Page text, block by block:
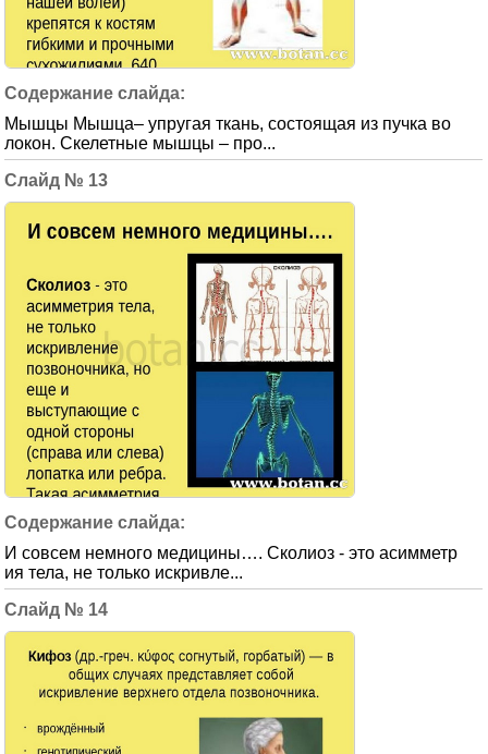
Мышцы Мышца– упругая ткань, состоящая из пучка во
локон. Скелетные мышцы – про...
13
И совсем немного медицины…. Сколиоз - это асимметр
ия тела, не только искривле...
14